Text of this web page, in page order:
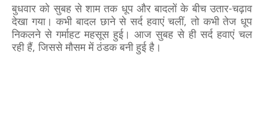
बुधवार को सुबह से शाम तक धूप और बादलों के बीच उतार-चढ़ाव
देखा गया। कभी बादल छाने से सर्द हवाएं चलीं, तो कभी तेज धूप
निकलने से गर्माहट महसूस हुई। आज सुबह से ही सर्द हवाएं चल
रही हैं, जिससे मौसम में ठंडक बनी हुई है।